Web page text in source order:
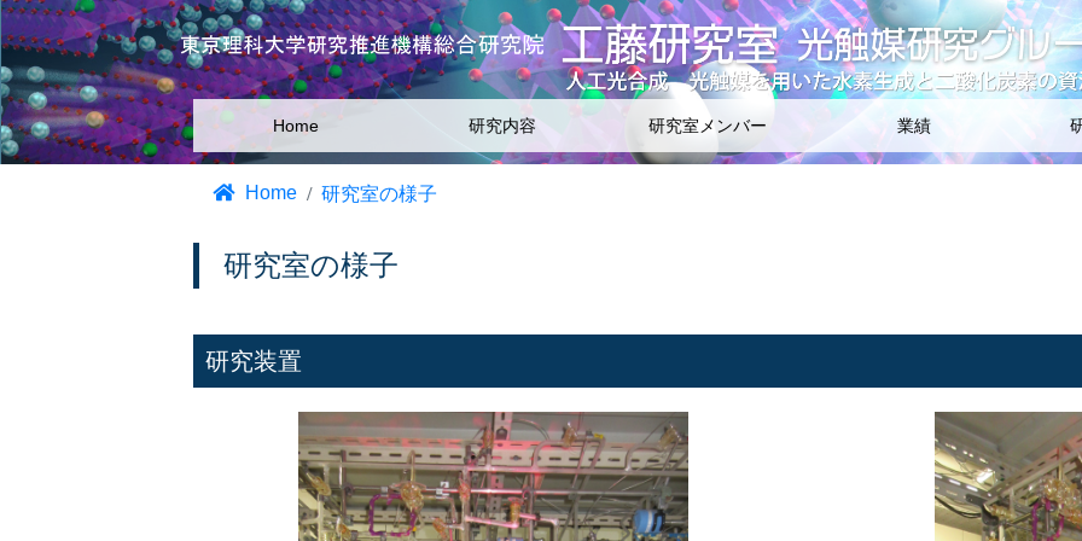
Home 研究内容 研究室メンバー 業績
Home 研究室の様子
研究室の様子
研究装置